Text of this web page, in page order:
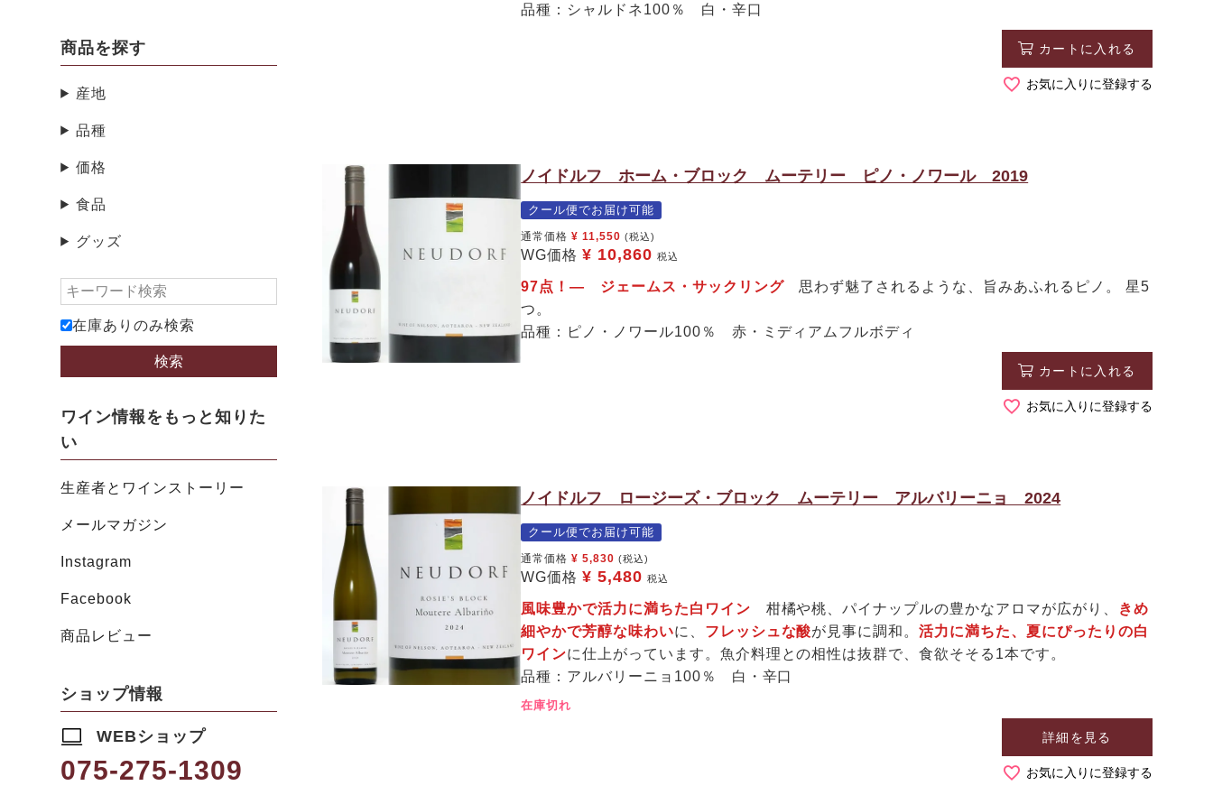
商品を探す
産地
品種
価格
食品
グッズ
在庫ありのみ検索
検索
ワイン情報をもっと知りた
い
生産者とワインストーリー
メールマガジン
Instagram
Facebook
商品レビュー
ショップ情報
WEBショップ
075-275-1309
品種：シャルドネ100％ 白・辛口
カートに入れる
お気に入りに登録する
ノイドルフ ホーム・ブロック ムーテリー ピノ・ノワール 2019
クール便でお届け可能
通常価格 ¥ 11,550 (税込)
WG価格 ¥ 10,860 税込
97点！— ジェームス・サックリング思わず魅了されるような、旨みあふれるピノ。 星5
つ。
品種：ピノ・ノワール100％ 赤・ミディアムフルボディ
カートに入れる
お気に入りに登録する
ノイドルフ ロージーズ・ブロック ムーテリー アルバリーニョ 2024
クール便でお届け可能
通常価格 ¥ 5,830 (税込)
WG価格 ¥ 5,480 税込
風味豊かで活力に満ちた白ワイン 柑橘や桃、パイナップルの豊かなアロマが広がり、
きめ
細やかで芳醇な味わいに、 フレッシュな酸が見事に調和。活力に満ちた、夏にぴったりの白
ワインに仕上がっています。魚介料理との相性は抜群で、食欲そそる1本です。
品種：アルバリーニョ100％ 白・辛口
在庫切れ
詳細を見る
お気に入りに登録する